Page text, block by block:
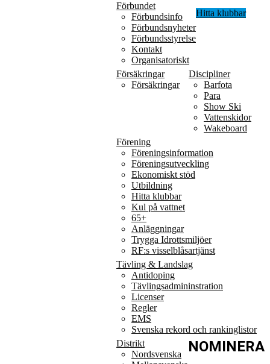
Förbundet
Förbundsinfo
Förbundsnyheter
Förbundsstyrelse
Kontakt
Organisatoriskt
Försäkringar
Försäkringar
Discipliner
Barfota
Para
Show Ski
Vattenskidor
Wakeboard
Förening
Föreningsinformation
Föreningsutveckling
Ekonomiskt stöd
Utbildning
Hitta klubbar
Kul på vattnet
65+
Anläggningar
Trygga Idrottsmiljöer
RF:s visselblåsartjänst
Tävling & Landslag
Antidoping
Tävlingsadmininstration
Licenser
Regler
EMS
Svenska rekord och rankinglistor
Distrikt
Nordsvenska
Hitta klubbar
NOMINERA